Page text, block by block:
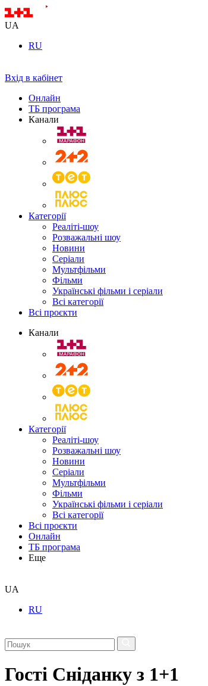
UA
RU
Вхід в кабінет
Онлайн
ТБ програма
Канали
Категорії
Реаліті-шоу
Розважальні шоу
Новини
Серіали
Мультфільми
Фільми
Українські фільми і серіали
Всі категорії
Всі проєкти
Канали
Категорії
Реаліті-шоу
Розважальні шоу
Новини
Серіали
Мультфільми
Фільми
Українські фільми і серіали
Всі категорії
Всі проєкти
Онлайн
ТБ програма
Еще
UA
RU
Гості Сніданку з 1+1